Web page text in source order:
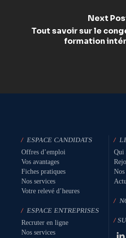
Next
Tout savoir sur le
formation
/ ESPACE CANDIDATS
Offres d’emploi
Vos avantages
Fiches pratiques
Nos services
Votre relevé d’heures
/ ESPACE ENTREPRISES
Recruter en ligne
Nos services
/
Qui
Nos
/
/